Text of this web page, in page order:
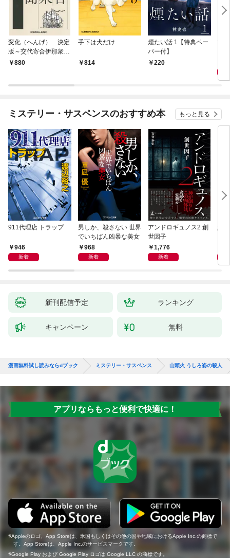
変化（へんげ） 決定
版～交代寄合伊那衆異
聞（1）～
880
手下は犬だけ
814
煙たい話 1【特典ペー
パー付】
220
ミステリー・サスペンスのおすすめ本 もっと見る
911代理店 トラップ
946
新着
男しか、殺さない 世界
でいちばん凶暴な美女
968
新着
アンドロギュノス2 創
世因子
1,776
新着
姐
新刊配信予定 ランキング
キャンペーン 無料
漫画無料試し読みならdブック ミステリー・サスペンス 山頭火 うしろ姿の殺人
アプリならもっと便利で快適に！
Appleのロゴ、App Storeは、米国もしくはその他の国や地域におけるApple Inc.の商標で
す。App Storeは、Apple Inc.のサービスマークです。
Google Play および Google Play ロゴは Google LLC の商標です。